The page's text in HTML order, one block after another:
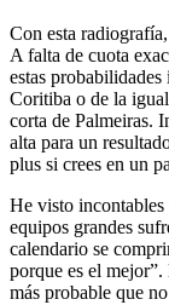
Con esta
A falta de cuota
estas
Coritiba o de la
corta de Palmeiras.
alta para un
plus si crees en un
He visto incontables
equipos grandes
calendario se
porque es el
más probable que